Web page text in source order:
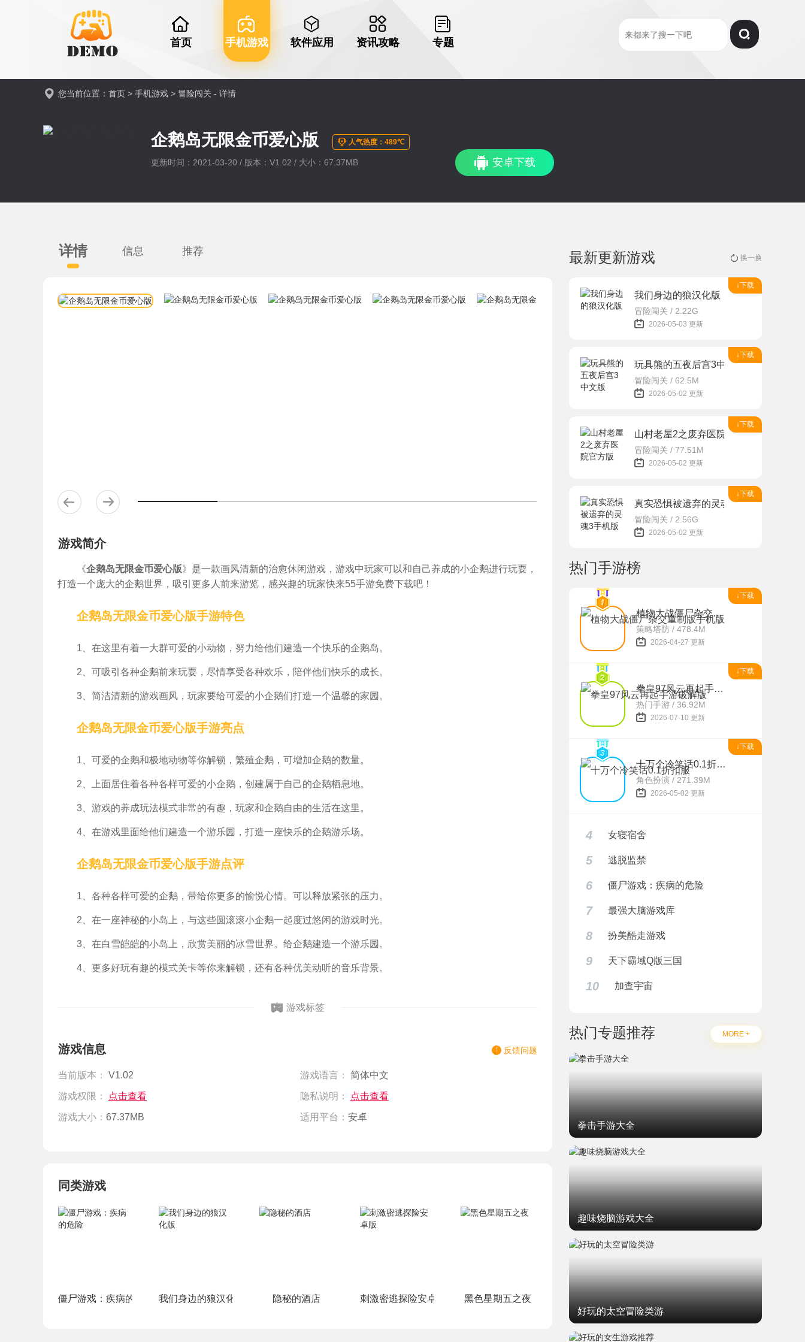
首页 手机游戏 软件应用 资讯攻略 专题
您当前位置： 首页 > 手机游戏 > 冒险闯关 - 详情
企鹅岛无限金币爱心版 人气热度：489℃
更新时间：2021-03-20 / 版本：V1.02 / 大小：67.37MB 安卓下载
详情 信息 推荐
游戏简介
《企鹅岛无限金币爱心版》是一款画风清新的治愈休闲游戏，游戏中玩家可以和自己养成的小企鹅进行玩耍，
打造一个庞大的企鹅世界，吸引更多人前来游览，感兴趣的玩家快来55手游免费下载吧！
企鹅岛无限金币爱心版手游特色
1、在这里有着一大群可爱的小动物，努力给他们建造一个快乐的企鹅岛。
2、可吸引各种企鹅前来玩耍，尽情享受各种欢乐，陪伴他们快乐的成长。
3、简洁清新的游戏画风，玩家要给可爱的小企鹅们打造一个温馨的家园。
企鹅岛无限金币爱心版手游亮点
1、可爱的企鹅和极地动物等你解锁，繁殖企鹅，可增加企鹅的数量。
2、上面居住着各种各样可爱的小企鹅，创建属于自己的企鹅栖息地。
3、游戏的养成玩法模式非常的有趣，玩家和企鹅自由的生活在这里。
4、在游戏里面给他们建造一个游乐园，打造一座快乐的企鹅游乐场。
企鹅岛无限金币爱心版手游点评
1、各种各样可爱的企鹅，带给你更多的愉悦心情。可以释放紧张的压力。
2、在一座神秘的小岛上，与这些圆滚滚小企鹅一起度过悠闲的游戏时光。
3、在白雪皑皑的小岛上，欣赏美丽的冰雪世界。给企鹅建造一个游乐园。
4、更多好玩有趣的模式关卡等你来解锁，还有各种优美动听的音乐背景。
游戏标签
游戏信息 反馈问题
当前版本： V1.02 游戏语言： 简体中文
游戏权限： 点击查看 隐私说明： 点击查看
游戏大小： 67.37MB 适用平台： 安卓
同类游戏
僵尸游戏：疾病的危险 我们身边的狼汉化版 隐秘的酒店 刺激密逃探险安卓版 黑色星期五之夜
最新更新游戏 换一换
↓下载
我们身边的狼汉化版
冒险闯关 / 2.22G
2026-05-03 更新
↓下载
玩具熊的五夜后宫3中文版
冒险闯关 / 62.5M
2026-05-02 更新
↓下载
山村老屋2之废弃医院官方版
冒险闯关 / 77.51M
2026-05-02 更新
↓下载
真实恐惧被遗弃的灵魂3手机版
冒险闯关 / 2.56G
2026-05-02 更新
热门手游榜
↓下载
植物大战僵尸杂交重制版手机版
策略塔防 / 478.4M
2026-04-27 更新
↓下载
拳皇97风云再起手游破解版
热门手游 / 36.92M
2026-07-10 更新
↓下载
十万个冷笑话0.1折扣服
角色扮演 / 271.39M
2026-05-02 更新
4 女寝宿舍
5 逃脱监禁
6 僵尸游戏：疾病的危险
7 最强大脑游戏库
8 扮美酷走游戏
9 天下霸域Q版三国
10 加查宇宙
热门专题推荐 MORE +
拳击手游大全
趣味烧脑游戏大全
好玩的太空冒险类游